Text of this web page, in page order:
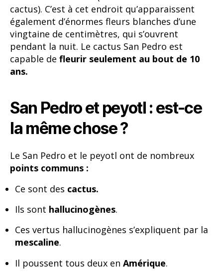
cactus). C’est à cet endroit qu’apparaissent
également d’énormes fleurs blanches d’une
vingtaine de centimètres, qui s’ouvrent
pendant la nuit. Le cactus San Pedro est
capable de fleurir seulement au bout de 10
ans.
San Pedro et peyotl : est-ce
la même chose ?
Le San Pedro et le peyotl ont de nombreux
points communs :
Ce sont des cactus.
Ils sont hallucinogènes.
Ces vertus hallucinogènes s’expliquent par la
mescaline.
Il poussent tous deux en Amérique.